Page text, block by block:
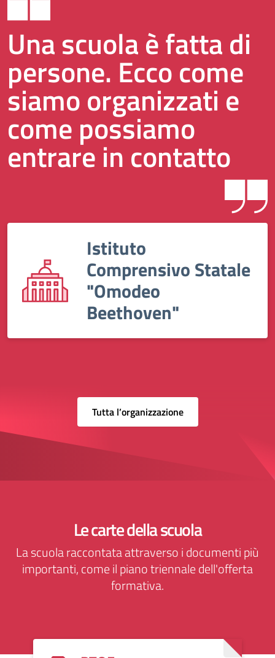
Una scuola è fatta di
persone. Ecco come
siamo organizzati e
come possiamo
entrare in contatto
Istituto
Comprensivo Statale
"Omodeo
Beethoven"
Tutta l’organizzazione
Le carte della scuola
La scuola raccontata attraverso i documenti più
importanti, come il piano triennale dell'offerta
formativa.